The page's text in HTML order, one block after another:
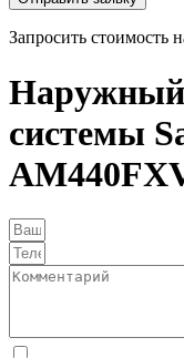
Запросить стоимость
Наружный
системы